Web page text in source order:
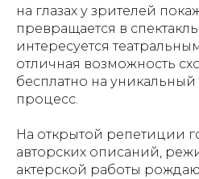
на глазах у зрителей
превращается в
интересуется
отличная возможность
бесплатно на
процесс.
На открытой репетиции
авторских описаний,
актерской работы